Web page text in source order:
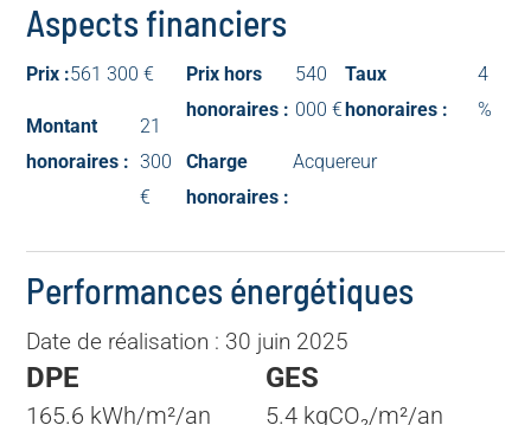
Aspects financiers
Prix :561 300 €
Montant
honoraires :
21
300
€
Prix hors
honoraires :
540
000 €
Charge
honoraires :
Acquereur
Taux
honoraires :
4
%
Performances énergétiques
Date de réalisation : 30 juin 2025
DPE
165.6 kWh/m²/an
GES
5.4 kgCO₂/m²/an